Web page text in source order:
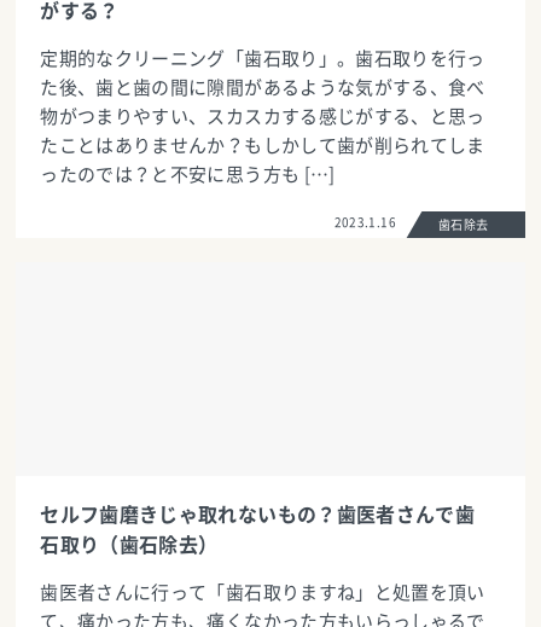
がする？
定期的なクリーニング「歯石取り」。歯石取りを行っ
た後、歯と歯の間に隙間があるような気がする、食べ
物がつまりやすい、スカスカする感じがする、と思っ
たことはありませんか？もしかして歯が削られてしま
ったのでは？と不安に思う方も […]
2023.1.16 歯石除去
セルフ歯磨きじゃ取れないもの？歯医者さんで歯
石取り（歯石除去）
歯医者さんに行って「歯石取りますね」と処置を頂い
て、痛かった方も、痛くなかった方もいらっしゃるで